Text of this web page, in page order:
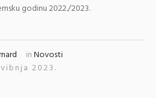
godinu 2022./2023.
inNovosti
2023.